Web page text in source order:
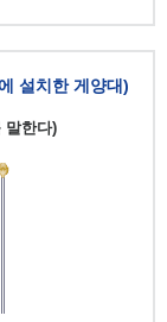
설치한 게양대)
말한다)